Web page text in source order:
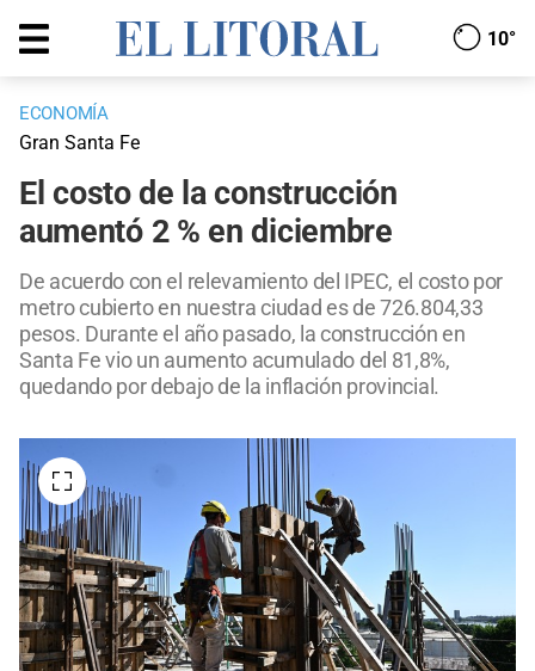
10°
ECONOMÍA
Gran Santa Fe
El costo de la construcción
aumentó 2 % en diciembre
De acuerdo con el relevamiento del IPEC, el costo por
metro cubierto en nuestra ciudad es de 726.804,33
pesos. Durante el año pasado, la construcción en
Santa Fe vio un aumento acumulado del 81,8%,
quedando por debajo de la inflación provincial.